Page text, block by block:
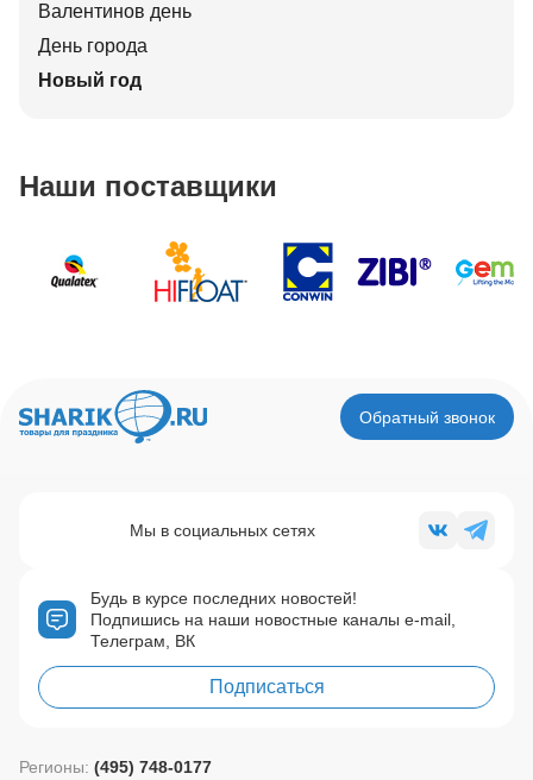
Валентинов день
День города
Новый год
Наши поставщики
Обратный звонок
Будь в курсе последних новостей!
Подпишись на наши новостные каналы e-mail,
Телеграм, ВК
Подписаться
Мы в социальных сетях
Регионы: (495) 748-0177